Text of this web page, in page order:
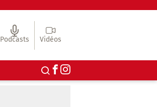
Podcasts Vidéos